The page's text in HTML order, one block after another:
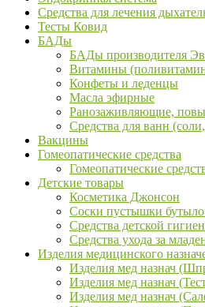
Средства для лечения
Тесты Ковид
БАДы
БАДы производителя
Витамины
Конфеты и леденцы
Масла эфирные
Ранозаживляющие,
Средства для ванн
Вакцины
Гомеопатические средства
Гомеопатические
Детские товары
Косметика Джонсон
Соски пустышки
Средства детской
Средства ухода за
Изделия медицинского
Изделия мед назнач
Изделия мед назнач
Изделия мед назнач